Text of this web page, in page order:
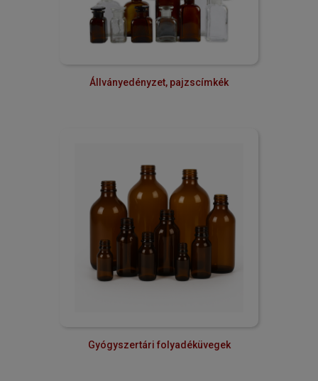
Állványedényzet, pajzscímkék
Gyógyszertári folyadéküvegek